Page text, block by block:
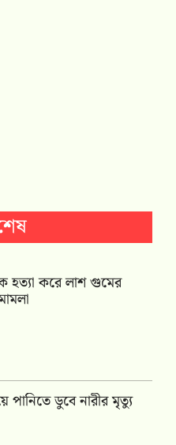
হত্যা করে লাশ গুমের
পানিতে ডুবে নারীর মৃত্যু